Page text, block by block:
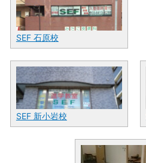
SEF 石原校
SEF 新小岩校